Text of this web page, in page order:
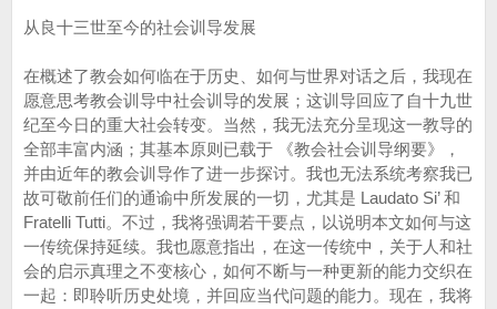
从良十三世至今的社会训导发展
在概述了教会如何临在于历史、如何与世界对话之后，我现在
愿意思考教会训导中社会训导的发展；这训导回应了自十九世
纪至今日的重大社会转变。当然，我无法充分呈现这一教导的
全部丰富内涵；其基本原则已载于 《教会社会训导纲要》，
并由近年的教会训导作了进一步探讨。我也无法系统考察我已
故可敬前任们的通谕中所发展的一切，尤其是 Laudato Si’ 和
Fratelli Tutti。不过，我将强调若干要点，以说明本文如何与这
一传统保持延续。我也愿意指出，在这一传统中，关于人和社
会的启示真理之不变核心，如何不断与一种更新的能力交织在
一起：即聆听历史处境，并回应当代问题的能力。现在，我将